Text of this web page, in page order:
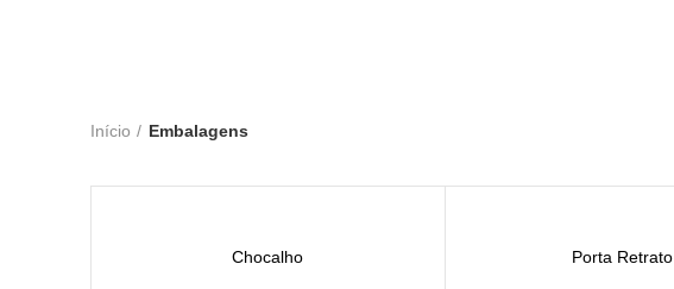
Início Embalagens
Chocalho Porta Retrato